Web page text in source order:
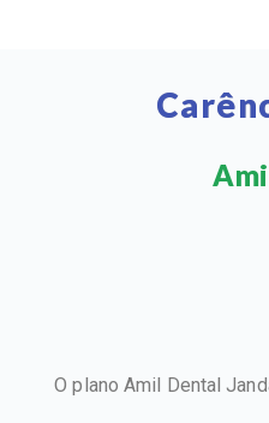
O plano Amil Dental